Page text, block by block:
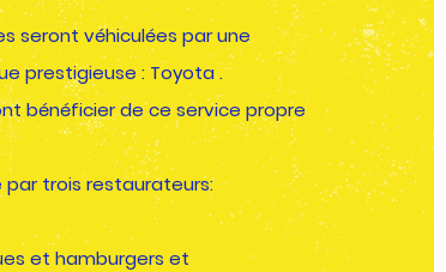
seront véhiculées par une
prestigieuse : Toyota .
bénéficier de ce service propre
par trois restaurateurs:
et hamburgers et